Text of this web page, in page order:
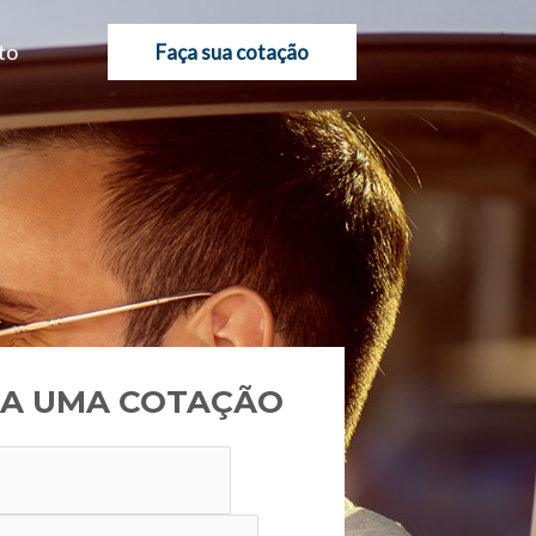
Faça sua cotação
UMA COTAÇÃO